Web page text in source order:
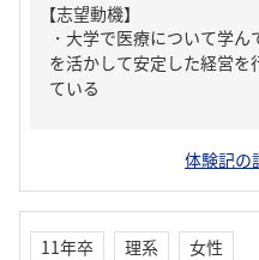
【志望動機】
・大学で医療について学
を活かして安定した経営
ている
体験記の
11年卒 理系
女性